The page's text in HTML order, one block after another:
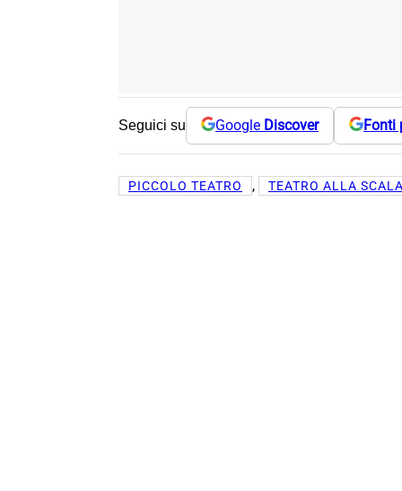
Seguici su Google Discover Fonti
PICCOLO TEATRO , TEATRO ALLA SCALA